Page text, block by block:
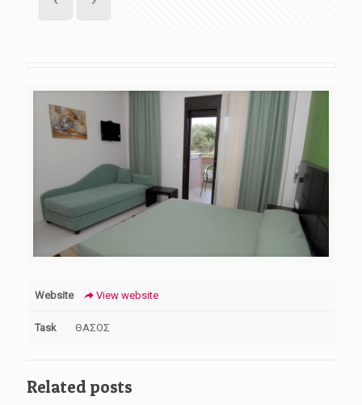
Website View website
Task ΘΑΣΟΣ
Related posts